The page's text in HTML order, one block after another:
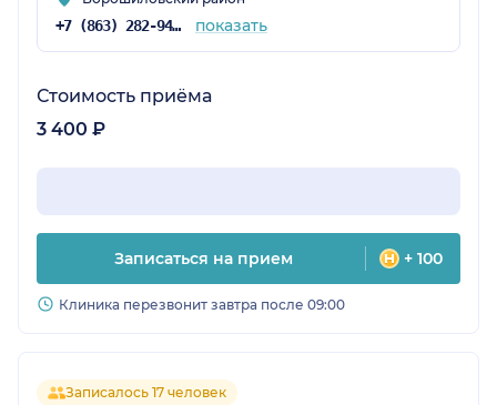
+7 (863) 282-94-42 показать
Стоимость приёма
3 400 ₽
Записаться на прием + 100
Клиника перезвонит завтра после 09:00
Записалось 17 человек